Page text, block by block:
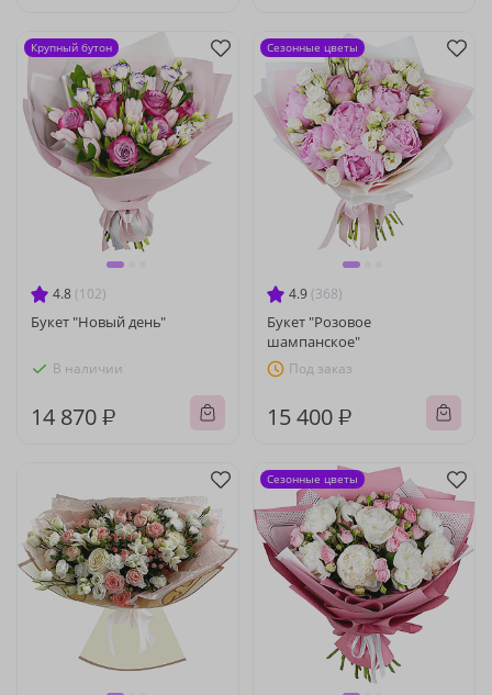
4.8 (102)
Букет "Новый день"
В наличии
14 870 ₽
Крупный бутон
4.9 (368)
Букет "Розовое
шампанское"
Под заказ
15 400 ₽
Сезонные цветы
Сезонные цветы